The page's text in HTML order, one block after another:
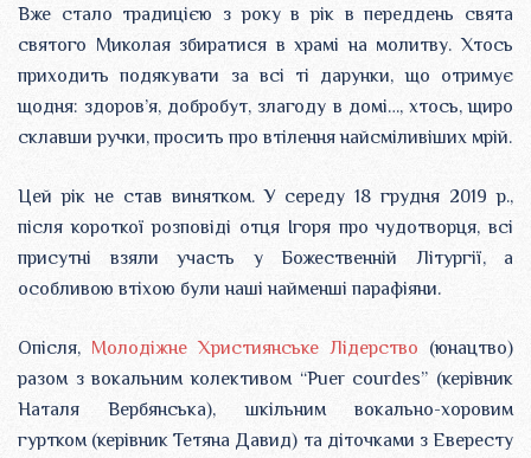
Вже стало традицією з року в рік в переддень свята
святого Миколая збиратися в храмі на молитву. Хтось
приходить подякувати за всі ті дарунки, що отримує
щодня: здоров’я, добробут, злагоду в домі…, хтось, щиро
склавши ручки, просить про втілення найсміливіших мрій.
Цей рік не став винятком. У середу 18 грудня 2019 р.,
після короткої розповіді отця Ігоря про чудотворця, всі
присутні взяли участь у Божественній Літургії, a
особливою втіхою були наші найменші парафіяни.
Опісля, Молодіжне Християнське Лідерство (юнацтво)
разом з вокальним колективом “Puer courdes” (керівник
Наталя Вербянська), шкільним вокально-хоровим
гуртком (керівник Тетяна Давид) та діточками з Евересту